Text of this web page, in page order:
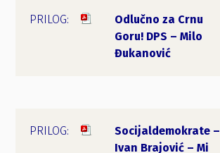
Odlučno za Crnu
Goru! DPS – Milo
Đukanović
Socijaldemokrate –
Ivan Brajović – Mi